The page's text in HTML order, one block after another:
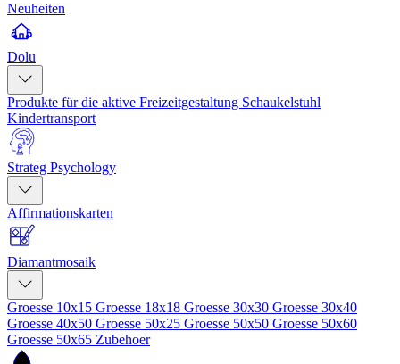
Neuheiten
Dolu
Produkte für die aktive Freizeitgestaltung Schaukelstuhl
Kindertransport
Strateg Psychology
Affirmationskarten
Diamantmosaik
Groesse 10x15 Groesse 18x18 Groesse 30x30 Groesse 30x40
Groesse 40x50 Groesse 50x25 Groesse 50x50 Groesse 50x60
Groesse 50x65 Zubehoer